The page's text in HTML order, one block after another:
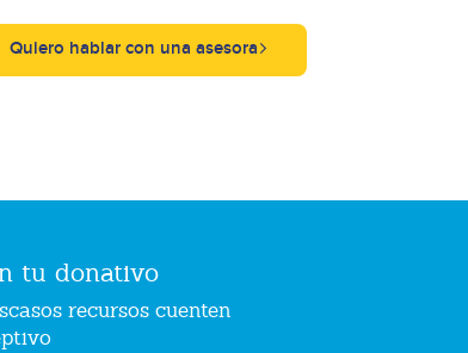
Quiero hablar con una asesora
tu donativo
recursos cuenten